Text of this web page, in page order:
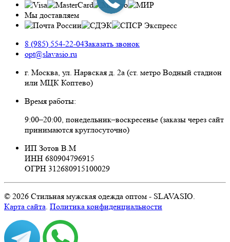
Мы доставляем
8 (985) 554-22-04Заказать звонок
opt@slavasio.ru
г. Москва, ул. Нарвская д. 2а (ст. метро Водный стадион
или МЦК Коптево)
Время работы:
9:00–20:00, понедельник–воскресенье (заказы через сайт
принимаются круглосуточно)
ИП Зотов В.М
ИНН 680904796915
ОГРН 312680915100029
© 2026 Стильная мужская одежда оптом - SLAVASIO.
Карта сайта. Политика конфиденциальности